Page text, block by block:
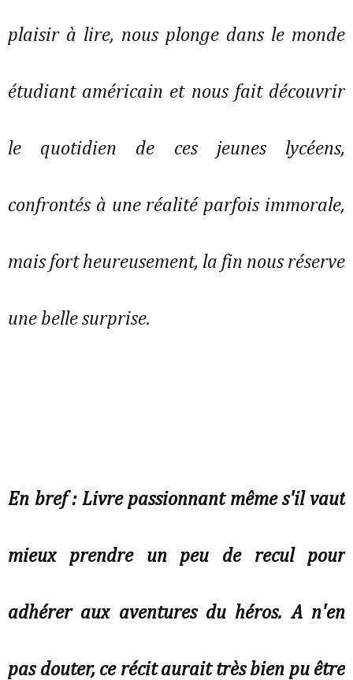
plaisir à lire, nous plonge dans le monde
étudiant américain et nous fait découvrir
le quotidien de ces jeunes lycéens,
confrontés à une réalité parfois immorale,
mais fort heureusement, la fin nous réserve
une belle surprise.
En bref : Livre passionnant même s'il vaut
mieux prendre un peu de recul pour
adhérer aux aventures du héros. A n'en
pas douter, ce récit aurait très bien pu être